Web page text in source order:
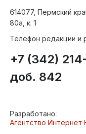
614077, Пермский
80а, к. 1
Телефон редакции и
+7 (342)
доб. 842
Разработано:
Агентство Интернет